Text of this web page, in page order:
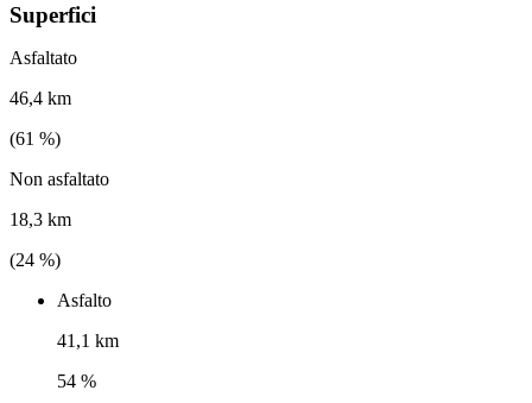
Superfici
Asfaltato
46,4 km
(61 %)
Non asfaltato
18,3 km
(24 %)
Asfalto
41,1 km
54 %